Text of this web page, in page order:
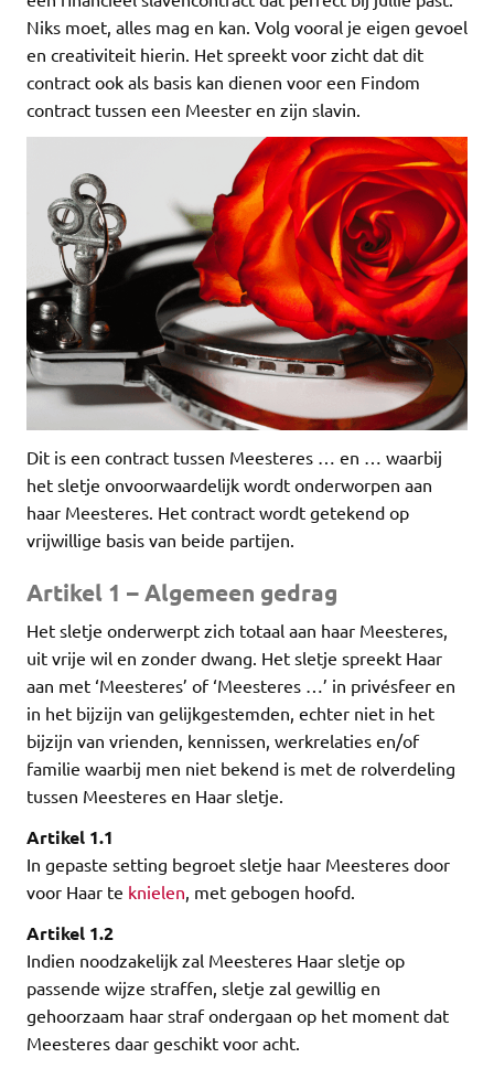
Niks moet, alles mag en kan. Volg vooral je eigen gevoel
en creativiteit hierin. Het spreekt voor zicht dat dit
contract ook als basis kan dienen voor een Findom
contract tussen een Meester en zijn slavin.
Dit is een contract tussen Meesteres … en … waarbij
het sletje onvoorwaardelijk wordt onderworpen aan
haar Meesteres. Het contract wordt getekend op
vrijwillige basis van beide partijen.
Artikel 1 – Algemeen gedrag
Het sletje onderwerpt zich totaal aan haar Meesteres,
uit vrije wil en zonder dwang. Het sletje spreekt Haar
aan met ‘Meesteres’ of ‘Meesteres …’ in privésfeer en
in het bijzijn van gelijkgestemden, echter niet in het
bijzijn van vrienden, kennissen, werkrelaties en/of
familie waarbij men niet bekend is met de rolverdeling
tussen Meesteres en Haar sletje.
Artikel 1.1
In gepaste setting begroet sletje haar Meesteres door
voor Haar te knielen, met gebogen hoofd.
Artikel 1.2
Indien noodzakelijk zal Meesteres Haar sletje op
passende wijze straffen, sletje zal gewillig en
gehoorzaam haar straf ondergaan op het moment dat
Meesteres daar geschikt voor acht.